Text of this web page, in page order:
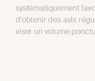
systématiquement
d'obtenir des avis
viser un volume